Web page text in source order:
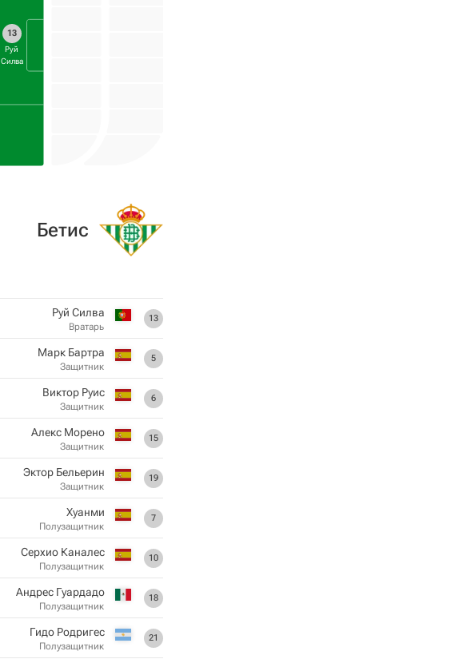
13
Руй
Силва
Бетис
13
Руй Силва
Вратарь
5
Марк Бартра
Защитник
6
Виктор Руис
Защитник
15
Алекс Морено
Защитник
19
Эктор Бельерин
Защитник
7
Хуанми
Полузащитник
10
Серхио Каналес
Полузащитник
18
Андрес Гуардадо
Полузащитник
21
Гидо Родригес
Полузащитник